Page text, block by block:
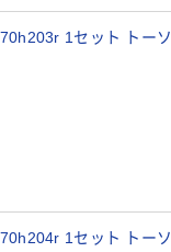
1セット トーソ
1セット トーソ